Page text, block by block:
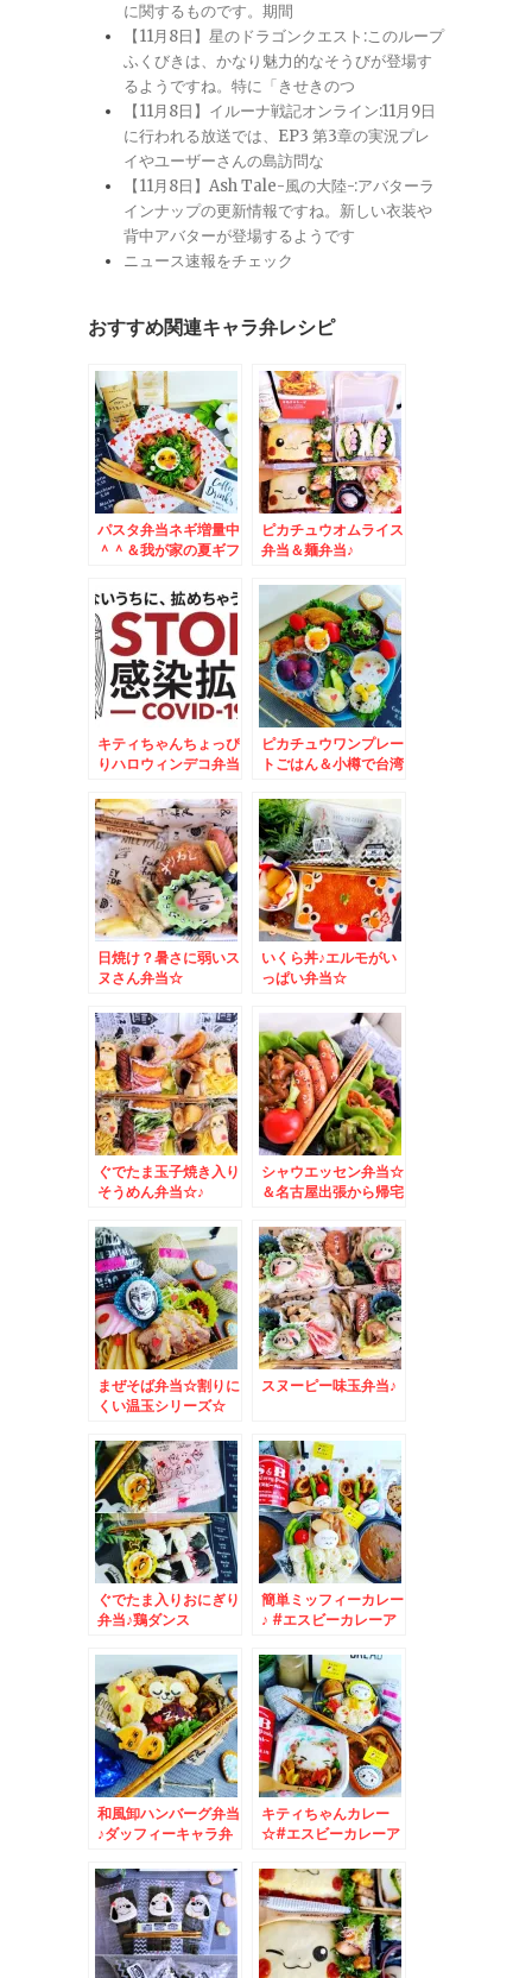
に関するものです。期間
【11月8日】星のドラゴンクエスト:このループ
ふくびきは、かなり魅力的なそうびが登場す
るようですね。特に「きせきのつ
【11月8日】イルーナ戦記オンライン:11月9日
に行われる放送では、EP3 第3章の実況プレ
イやユーザーさんの島訪問な
【11月8日】Ash Tale-風の大陸-:アバターラ
インナップの更新情報ですね。新しい衣装や
背中アバターが登場するようです
ニュース速報をチェック
おすすめ関連キャラ弁レシピ
パスタ弁当ネギ増量中
＾＾＆我が家の夏ギフ
ピカチュウオムライス
弁当＆麺弁当♪
キティちゃんちょっぴ
りハロウィンデコ弁当
HORAI肉まん祭り☆
ピカチュウワンプレー
トごはん＆小樽で台湾
日焼け？暑さに弱いス
ヌさん弁当☆
いくら丼♪エルモがい
っぱい弁当☆
ぐでたま玉子焼き入り
そうめん弁当☆♪
シャウエッセン弁当☆
＆名古屋出張から帰宅
まぜそば弁当☆割りに
くい温玉シリーズ☆
スヌーピー味玉弁当♪
ぐでたま入りおにぎり
弁当♪鶏ダンス
簡単ミッフィーカレー
♪ #エスビーカレーア
和風卸ハンバーグ弁当
♪ダッフィーキャラ弁
キティちゃんカレー
☆#エスビーカレーア
ゃん温玉♪